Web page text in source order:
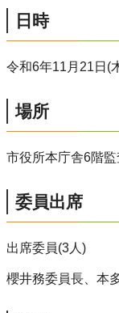
日時
令和6年11月21日(
場所
市役所本庁舎6階
委員出席
出席委員(3人)
櫻井務委員長、本